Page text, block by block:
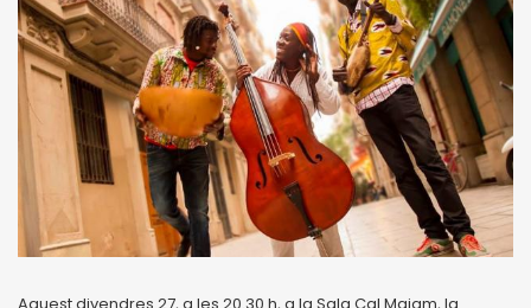
Aquest divendres 27, a les 20.30 h, a la Sala Cal Maiam, la